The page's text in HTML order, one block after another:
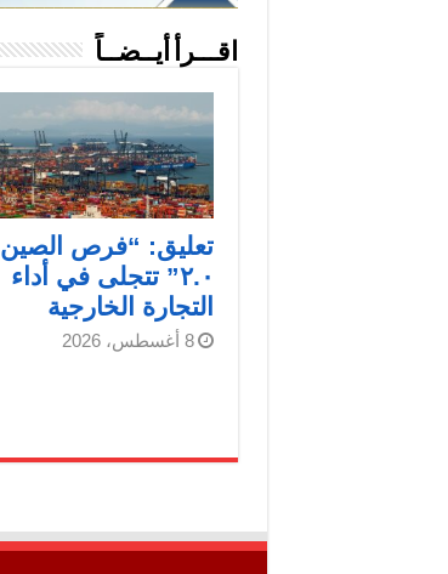
اقـــرأ أيــضــاً
تعليق: “فرص الصين
٢.٠” تتجلى في أداء
التجارة الخارجية
8 أغسطس، 2026